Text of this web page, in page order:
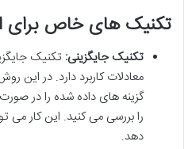
تکنیک های خاص برای
تکنیک جایگزینی: تکنیک
معادلات کاربرد دارد. در این
گزینه های داده شده را در
را بررسی می کنید. این کار می
دهد.